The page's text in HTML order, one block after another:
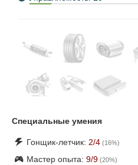
Специальные умения
Гонщик-летчик: 2/4 (16%)
Мастер опыта: 9/9 (20%)